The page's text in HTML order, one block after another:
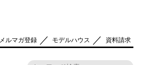
メルマガ登録 ／ モデルハウス ／ 資料請求